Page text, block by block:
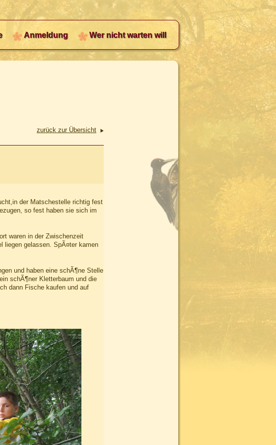
Anmeldung Wer nicht warten will
zurück zur Übersicht
der Matschestelle richtig fest
so fest haben sie sich im
waren in der Zwischenzeit
liegen gelassen. SpÃ¤ter kamen
und haben eine schÃ¶ne Stelle
schÃ¶ner Kletterbaum und die
dann Fische kaufen und auf